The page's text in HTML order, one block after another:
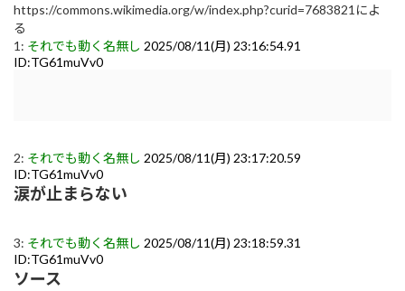
https://commons.wikimedia.org/w/index.php?curid=7683821によ
る
1: それでも動く名無し 2025/08/11(月) 23:16:54.91
ID:TG61muVv0
2: それでも動く名無し 2025/08/11(月) 23:17:20.59
ID:TG61muVv0
涙が止まらない
3: それでも動く名無し 2025/08/11(月) 23:18:59.31
ID:TG61muVv0
ソース